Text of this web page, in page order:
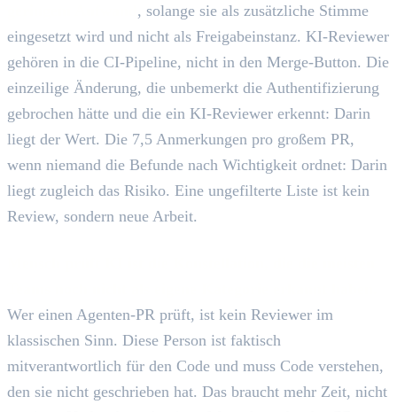
, solange sie als zusätzliche Stimme
eingesetzt wird und nicht als Freigabeinstanz. KI-Reviewer
gehören in die CI-Pipeline, nicht in den Merge-Button. Die
einzeilige Änderung, die unbemerkt die Authentifizierung
gebrochen hätte und die ein KI-Reviewer erkennt: Darin
liegt der Wert. Die 7,5 Anmerkungen pro großem PR,
wenn niemand die Befunde nach Wichtigkeit ordnet: Darin
liegt zugleich das Risiko. Eine ungefilterte Liste ist kein
Review, sondern neue Arbeit.
Wer einen Agenten-PR prüft, ist kein Reviewer im
klassischen Sinn. Diese Person ist faktisch
mitverantwortlich für den Code und muss Code verstehen,
den sie nicht geschrieben hat. Das braucht mehr Zeit, nicht